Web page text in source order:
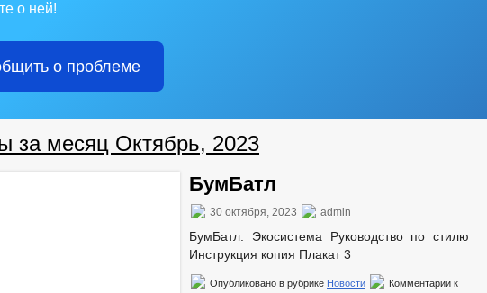
о ней!
о проблеме
за месяц Октябрь, 2023
БумБатл
30 октября, 2023 admin
БумБатл. Экосистема Руководство по стилю
Инструкция копия Плакат 3
Опубликовано в рубрике Новости Комментарии к